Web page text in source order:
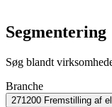
Segmentering
Søg blandt
Branche
271200 Fremstilling af